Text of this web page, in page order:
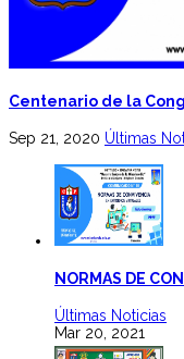
Centenario de la
Sep 21, 2020 Últimas
NORMAS DE
Últimas Noticias
Mar 20, 2021